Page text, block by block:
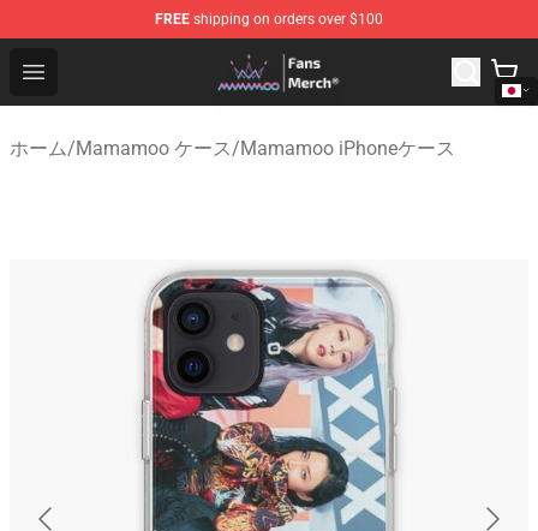
FREE shipping on orders over $100
Open menu
Mamamoo Store - Official Mamamoo Merchandise Shop
ホーム/Mamamoo ケース/Mamamoo iPhoneケース